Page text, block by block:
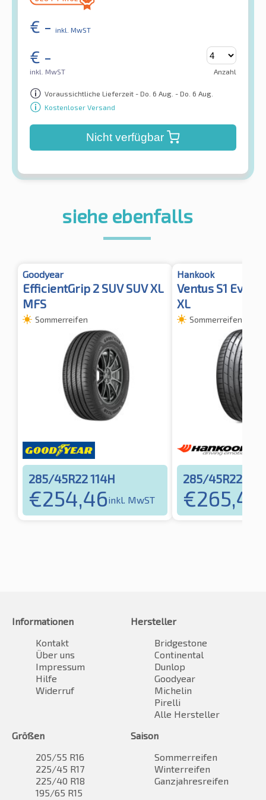
€ - inkl. MwST
€ -
inkl. MwST Anzahl
Voraussichtliche Lieferzeit - Do. 6 Aug. - Do. 6 Aug.
Kostenloser Versand
Nicht verfügbar
siehe ebenfalls
Goodyear
EfficientGrip 2 SUV SUV XL
MFS
Sommerreifen
285/45R22 114H
€254,46inkl. MwST
Hankook
Ventus S1 Evo 3
XL
Sommerreifen
285/45R22
€265,45
Informationen
Kontakt
Über uns
Impressum
Hilfe
Widerruf
Hersteller
Bridgestone
Continental
Dunlop
Goodyear
Michelin
Pirelli
Alle Hersteller
Größen
205/55 R16
225/45 R17
225/40 R18
195/65 R15
Saison
Sommerreifen
Winterreifen
Ganzjahresreifen